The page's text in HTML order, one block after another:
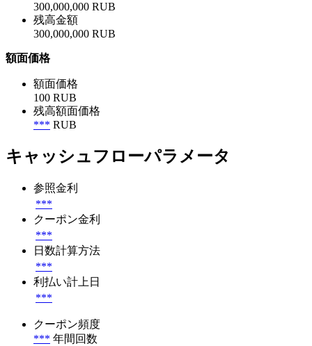
300,000,000 RUB
残高金額
300,000,000 RUB
額面価格
額面価格
100 RUB
残高額面価格
*** RUB
キャッシュフローパラメータ
参照金利
***
クーポン金利
***
日数計算方法
***
利払い計上日
***
クーポン頻度
*** 年間回数